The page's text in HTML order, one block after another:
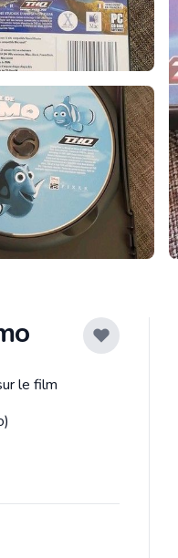
le film